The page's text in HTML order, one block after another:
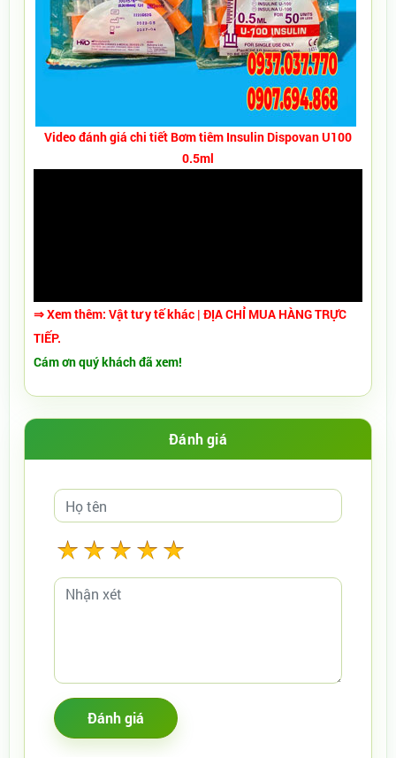
Video đánh giá chi tiết Bơm tiêm Insulin Dispovan U100
0.5ml
⇒ Xem thêm: Vật tư y tế khác | ĐỊA CHỈ MUA HÀNG TRỰC
TIẾP.
Cám ơn quý khách đã xem!
Đánh giá